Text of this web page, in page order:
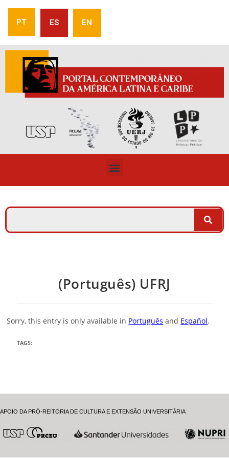
PT ES EN
(Português) UFRJ
Sorry, this entry is only available in Português and Español.
TAGS:
APOIO DA PRÓ-REITORIA DE CULTURA E EXTENSÃO UNIVERSITÁRIA